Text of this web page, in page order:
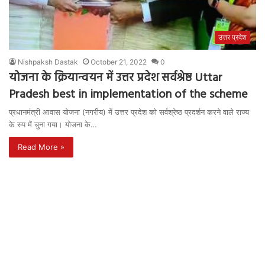
उत्तर प्रदेश
Nishpaksh Dastak October 21, 2022 0
योजना के क्रियान्वयन में उत्तर प्रदेश सर्वश्रेष्ठ Uttar
Pradesh best in implementation of the scheme
प्रधानमंत्री आवास योजना (नगरीय) में उत्तर प्रदेश को सर्वश्रेष्ठ प्रदर्शन करने वाले राज्य
के रुप में चुना गया। योजना के…
Read More »